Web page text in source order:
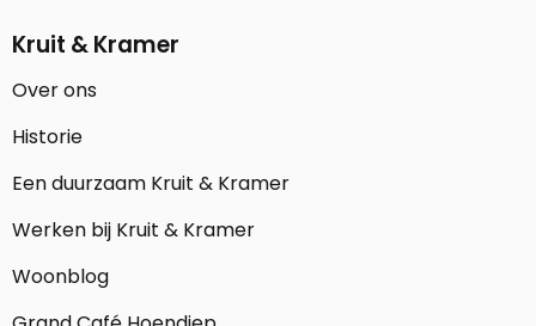
Kruit & Kramer
Over ons
Historie
Een duurzaam Kruit & Kramer
Werken bij Kruit & Kramer
Woonblog